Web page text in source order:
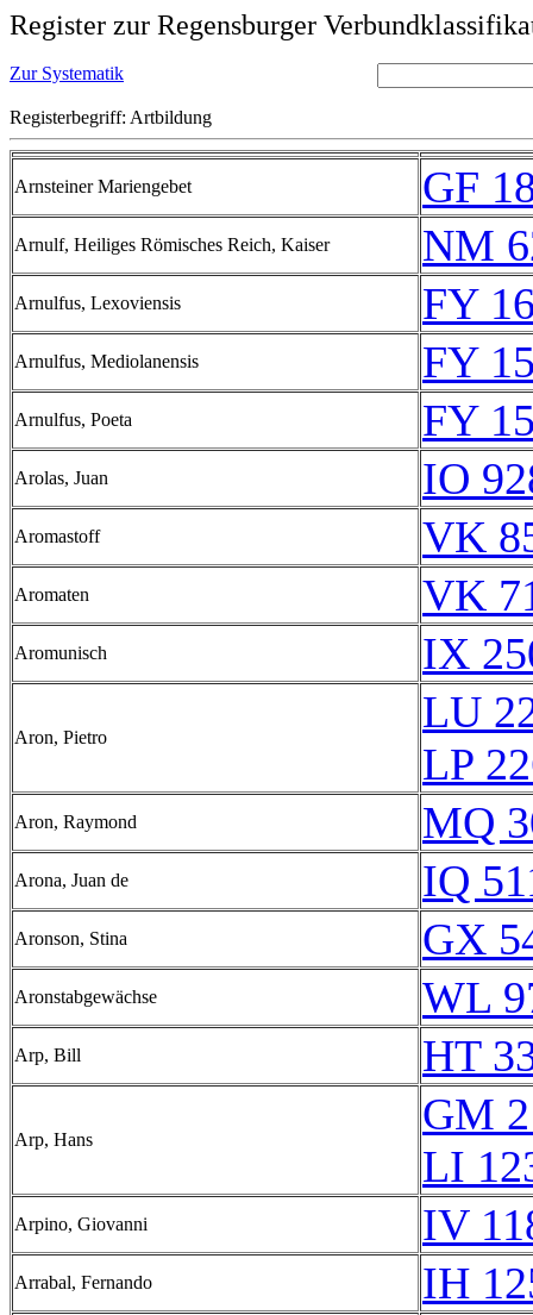
Register zur Regensburger
Zur Systematik
Registerbegriff: Artbildung
Arnsteiner Mariengebet GF
Arnulf, Heiliges Römisches Reich, Kaiser NM
Arnulfus, Lexoviensis FY
Arnulfus, Mediolanensis FY
Arnulfus, Poeta FY
Arolas, Juan IO
Aromastoff VK
Aromaten VK
Aromunisch IX
Aron, Pietro
LU
LP
Aron, Raymond MQ
Arona, Juan de IQ
Aronson, Stina GX
Aronstabgewächse WL
Arp, Bill HT
Arp, Hans
GM
LI
Arpino, Giovanni IV
Arrabal, Fernando IH